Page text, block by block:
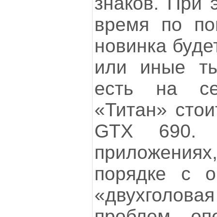
время по
новинка
или иные
есть на
«Титан»
GTX 690.
порядке с